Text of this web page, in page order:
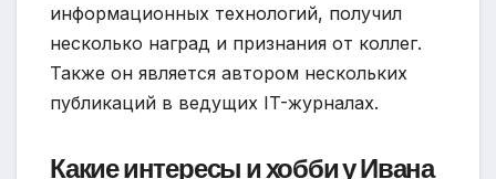
информационных технологий, получил
несколько наград и признания от коллег.
Также он является автором нескольких
публикаций в ведущих IT-журналах.
Какие интересы и хобби у Ивана